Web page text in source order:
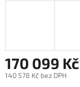
170 099 Kč
140 578 Kč bez DPH